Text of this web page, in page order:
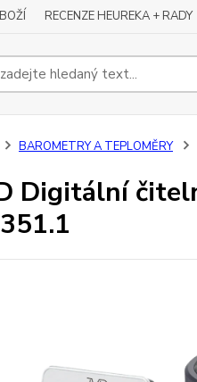
RECENZE HEUREKA + RADY
BAROMETRY A TEPLOMĚRY
Digitální